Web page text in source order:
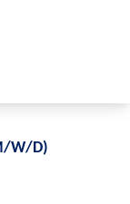
W/D)